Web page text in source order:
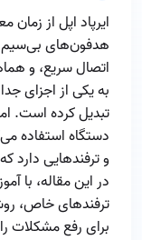
ایرپاد اپل از زمان
هدفون‌های بی‌سیم
اتصال سریع، و
به یکی از اجزای
تبدیل کرده است.
دستگاه استفاده
و ترفندهایی دارد
در این مقاله، با
ترفندهای خاص،
برای رفع مشکلات